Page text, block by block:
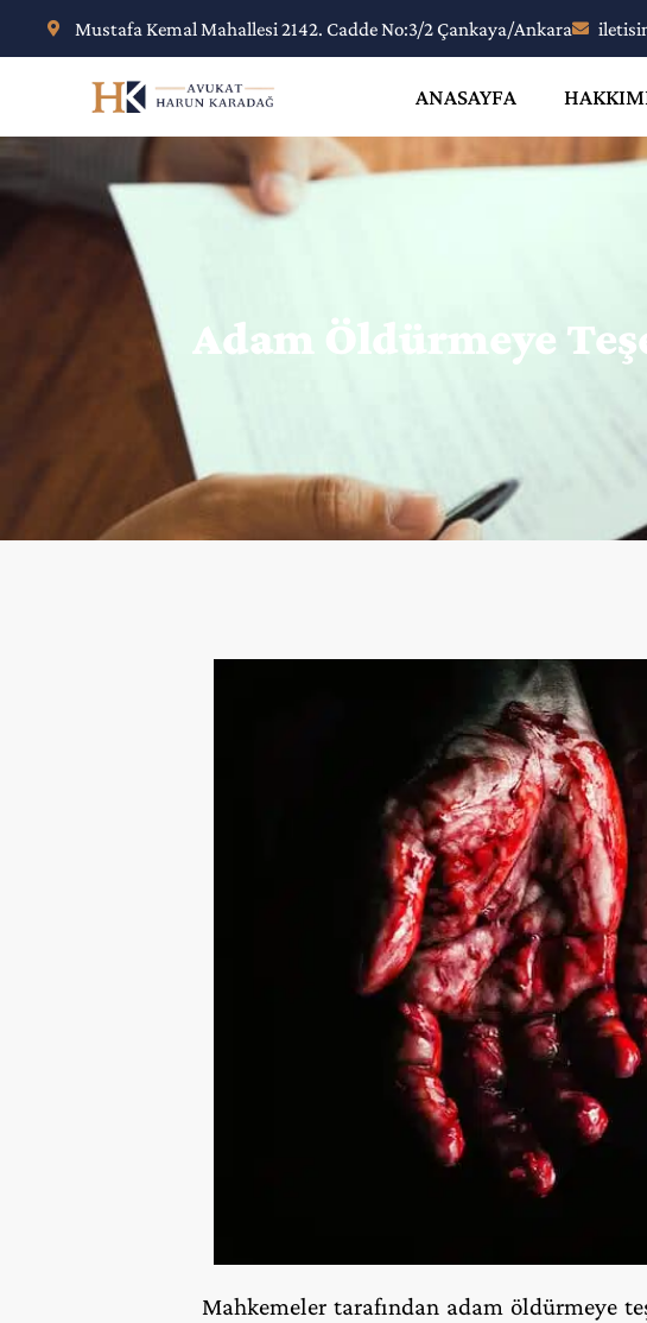
Mustafa Kemal Mahallesi 2142. Cadde No:3/2 Çankaya/Ankara
ANASAYFA
Adam Öldürmeye
Mahkemeler tarafından adam öldürmeye